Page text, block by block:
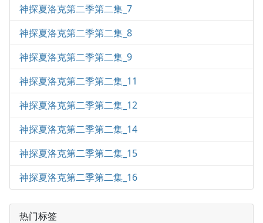
神探夏洛克第二季第二集_7
神探夏洛克第二季第二集_8
神探夏洛克第二季第二集_9
神探夏洛克第二季第二集_11
神探夏洛克第二季第二集_12
神探夏洛克第二季第二集_14
神探夏洛克第二季第二集_15
神探夏洛克第二季第二集_16
热门标签